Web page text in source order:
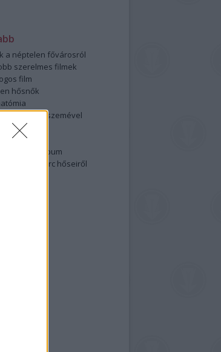
a néptelen fővárosról
szerelmes filmek
film
hősnők
fotós szemével
2015-ből
meztelen album
hőseiről